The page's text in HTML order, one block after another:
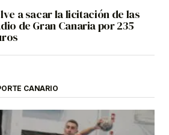
a sacar la licitación de las
de Gran Canaria por 235
CANARIO